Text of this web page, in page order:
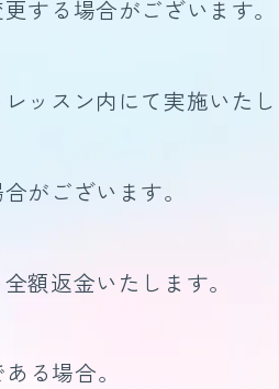
する場合がございます。
ッスン内にて実施いたし
がございます。
額返金いたします。
る場合。